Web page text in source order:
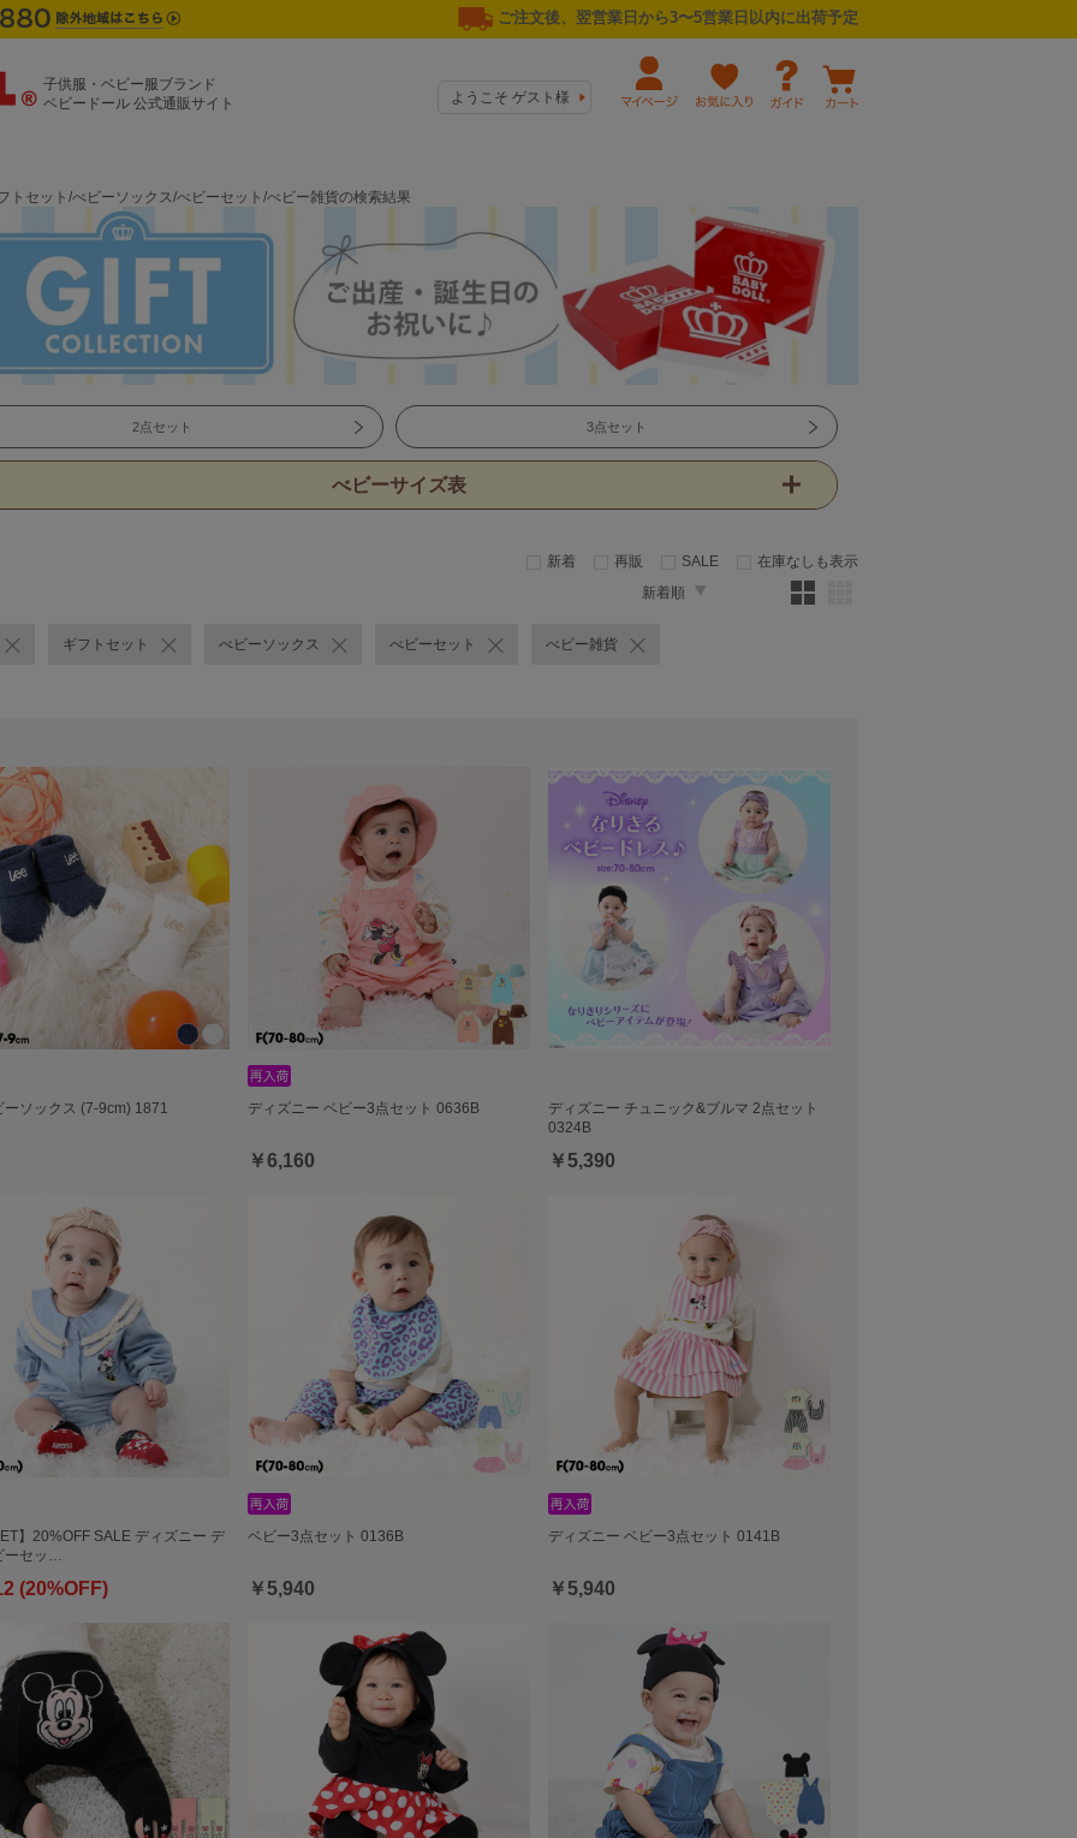
ご注文後、翌営業日から3〜5営業日以内に出荷予定
子供服・ベビー服ブランド
ベビードール 公式通販サイト
ようこそ ゲスト様
トセット/べビーソックス/べビーセット/べビー雑貨の検索結果
2点セット 3点セット
べビーサイズ表
新着 再販 SALE
在庫なしも表示
新着順
ギフトセット べビーソックス べビーセット べビー雑貨
ーソックス (7-9cm) 1871 ディズニー ベビー3点セット 0636B
￥6,160
ディズニー チュニック&ブルマ 2点セット
0324B
￥5,390
】20%OFF SALE ディズニー デ
ーセッ…
(20%OFF)
ベビー3点セット 0136B
￥5,940
ディズニー ベビー3点セット 0141B
￥5,940